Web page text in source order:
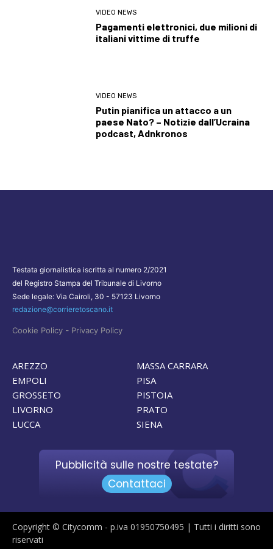
VIDEO NEWS
Pagamenti elettronici, due milioni di
italiani vittime di truffe
VIDEO NEWS
Putin pianifica un attacco a un
paese Nato? – Notizie dall’Ucraina
podcast, Adnkronos
Testata giornalistica iscritta al numero 2/2021
del Registro Stampa del Tribunale di Livorno
Sede legale: Via Cairoli, 30 - 57123 Livorno
redazione@corrieretoscano.it
Cookie Policy - Privacy Policy
AREZZO
EMPOLI
GROSSETO
LIVORNO
LUCCA
MASSA CARRARA
PISA
PISTOIA
PRATO
SIENA
Pubblicità sulle nostre testate?
Contattaci
Copyright © Citycomm - p.iva 01950750495 | Tutti i diritti sono
riservati